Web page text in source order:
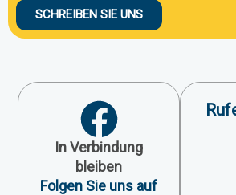
SCHREIBEN SIE UNS
In Verbindung
bleiben
Folgen Sie uns auf